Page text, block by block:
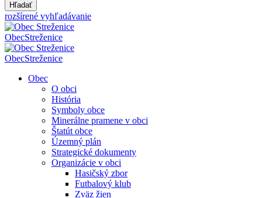
Hľadať
rozšírené vyhľadávanie
ObecStreženice
ObecStreženice
Obec
O obci
História
Symboly obce
Minerálne pramene v obci
Štatút obce
Územný plán
Strategické dokumenty
Organizácie v obci
Hasičský zbor
Futbalový klub
Zväz žien